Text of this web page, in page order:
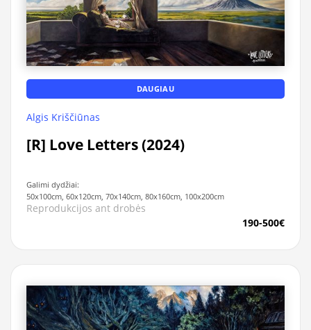
DAUGIAU
Algis Kriščiūnas
[R] Love Letters (2024)
Galimi dydžiai:
50x100cm, 60x120cm, 70x140cm, 80x160cm, 100x200cm
Reprodukcijos ant drobės
190-500€